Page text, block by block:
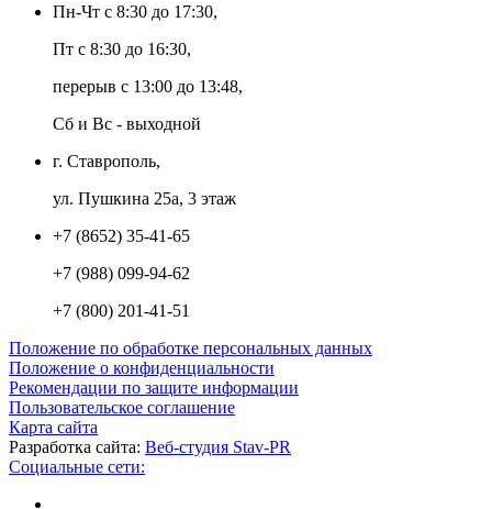
Пн-Чт с 8:30 до 17:30,
Пт с 8:30 до 16:30,
перерыв с 13:00 до 13:48,
Сб и Вс - выходной
г. Ставрополь,
ул. Пушкина 25а, 3 этаж
+7 (8652) 35-41-65
+7 (988) 099-94-62
+7 (800) 201-41-51
Положение по обработке персональных данных
Положение о конфиденциальности
Рекомендации по защите информации
Пользовательское соглашение
Карта сайта
Разработка сайта: Веб-студия Stav-PR
Социальные сети: